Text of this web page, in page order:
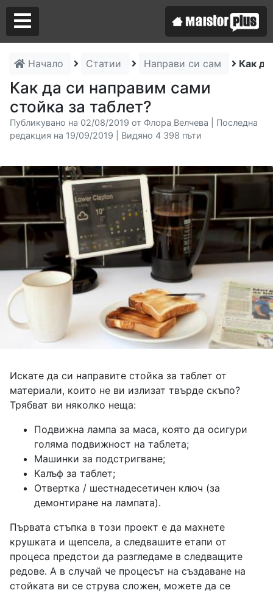
Начало Статии Направи си сам Как
Как да си направим сами
стойка за таблет?
Публикувано на 02/08/2019 от Флора Велчева | Последна
редакция на 19/09/2019 | Видяно 4 398 пъти
Искате да си направите стойка за таблет от
материали, които не ви излизат твърде скъпо?
Трябват ви няколко неща:
Подвижна лампа за маса, която да осигури
голяма подвижност на таблета;
Машинки за подстригване;
Калъф за таблет;
Отвертка / шестнадесетичен ключ (за
демонтиране на лампата).
Първата стъпка в този проект е да махнете
крушката и щепсела, а следвашите етапи от
процеса предстои да разгледаме в следващите
редове. А в случай че процесът на създаване на
стойката ви се струва сложен, можете да се
Аз съм майстор
Търся майстор